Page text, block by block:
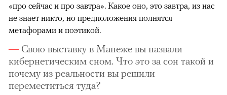
«про сейчас и про завтра». Какое оно, это завтра, из нас
не знает никто, но предположения полнятся
метафорами и поэтикой.
Свою выставку в Манеже вы назвали
кибернетическим сном. Что это за сон такой и
почему из реальности вы решили
переместиться туда?